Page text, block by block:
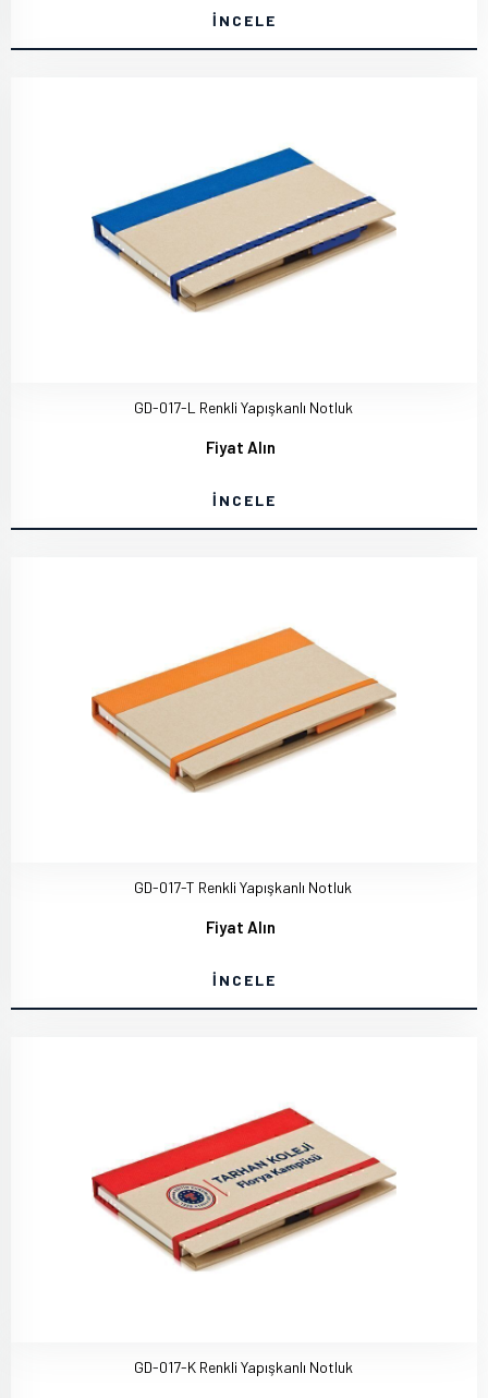
İNCELE
GD-017-L Renkli Yapışkanlı Notluk
Fiyat Alın
İNCELE
GD-017-T Renkli Yapışkanlı Notluk
Fiyat Alın
İNCELE
GD-017-K Renkli Yapışkanlı Notluk